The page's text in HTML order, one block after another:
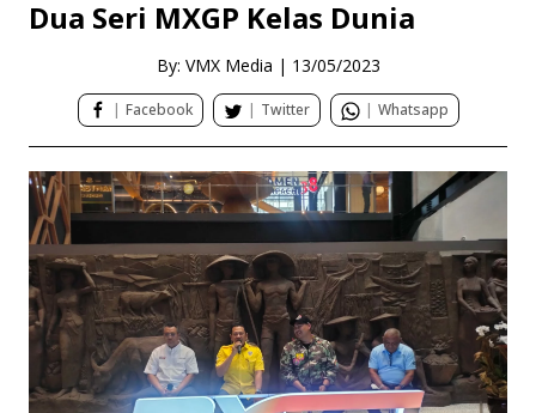
Dua Seri MXGP Kelas Dunia
By: VMX Media | 13/05/2023
| Facebook | Twitter | Whatsapp